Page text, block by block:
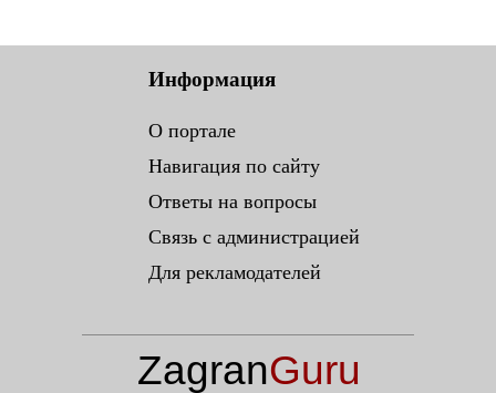
Информация
О портале
Навигация по сайту
Ответы на вопросы
Связь с администрацией
Для рекламодателей
ZagranGuru